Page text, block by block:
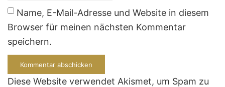
Name, E-Mail-Adresse und Website in diesem
Browser für meinen nächsten Kommentar
speichern.
Diese Website verwendet Akismet, um Spam zu